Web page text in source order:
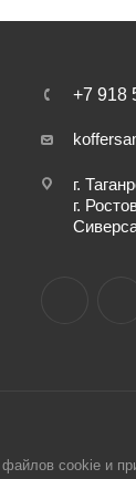
+7 918
г.
г.
cookie и